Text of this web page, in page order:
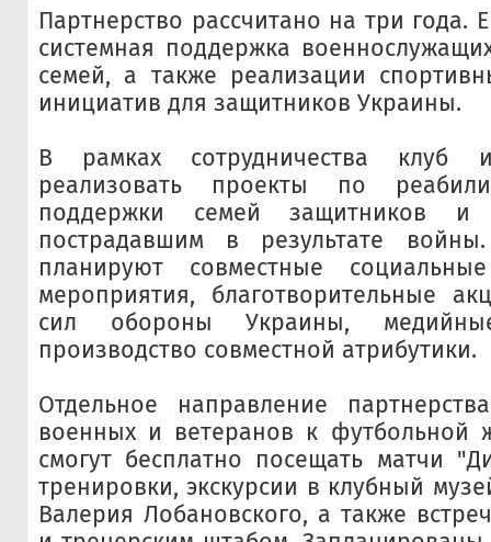
Партнерство рассчитано на три года.
системная поддержка
семей, а также реализации
инициатив для защитников Украины.
В рамках сотрудничества клуб
реализовать проекты по
поддержки семей защитников
пострадавшим в результате
планируют совместные
мероприятия, благотворительные
сил обороны Украины,
производство совместной атрибутики.
Отдельное направление
военных и ветеранов к футбольной
смогут бесплатно посещать матчи
тренировки, экскурсии в клубный
Валерия Лобановского, а также